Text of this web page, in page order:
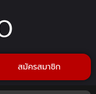
สมัครสมาชิก